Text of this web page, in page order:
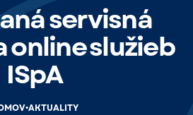
servisná
online služieb
ISpA
•AKTUALITY